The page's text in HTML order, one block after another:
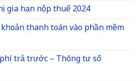
gia hạn nộp thuế 2024
thanh toán vào phần mềm
trả trước – Thông tư số